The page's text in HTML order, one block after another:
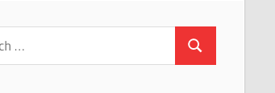
Search